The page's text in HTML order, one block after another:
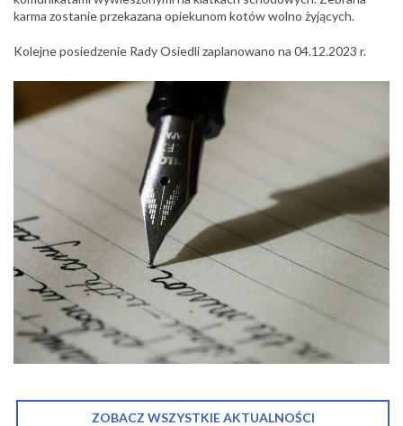
karma zostanie przekazana opiekunom kotów wolno żyjących.
Kolejne posiedzenie Rady Osiedli zaplanowano na 04.12.2023 r.
ZOBACZ WSZYSTKIE AKTUALNOŚCI